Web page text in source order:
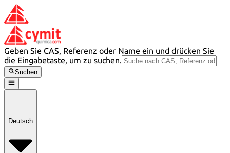
Geben Sie CAS, Referenz oder Name ein und drücken Sie
die Eingabetaste, um zu suchen.
Suchen
Deutsch